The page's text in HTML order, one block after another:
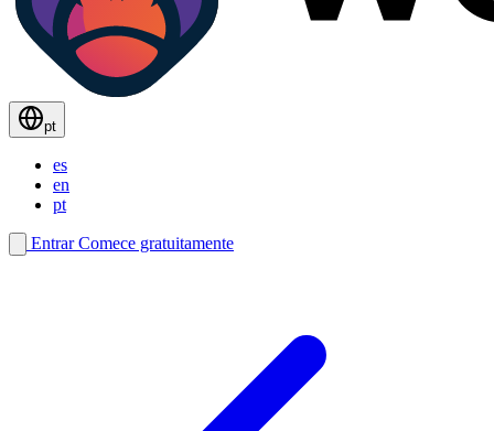
pt
es
en
pt
EntrarComece gratuitamente